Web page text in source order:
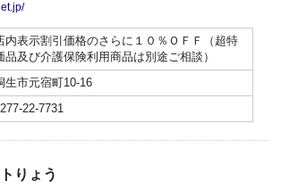
内表示割引価格のさらに１０％ＯＦＦ（超特
品及び介護保険利用商品は別途ご相談）
生市元宿町10-16
22-7731
りょう